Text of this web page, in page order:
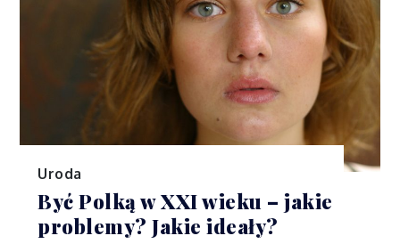
Uroda
Być Polką w XXI wieku – jakie
problemy? Jakie ideały?